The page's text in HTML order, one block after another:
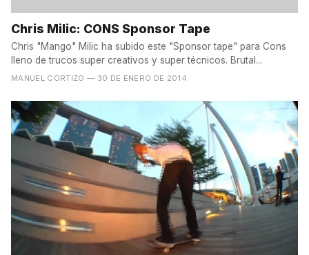
Chris Milic: CONS Sponsor Tape
Chris "Mango" Milic ha subido este "Sponsor tape" para Cons
lleno de trucos super creativos y super técnicos. Brutal...
MANUEL CORTIZO — 30 DE ENERO DE 2014